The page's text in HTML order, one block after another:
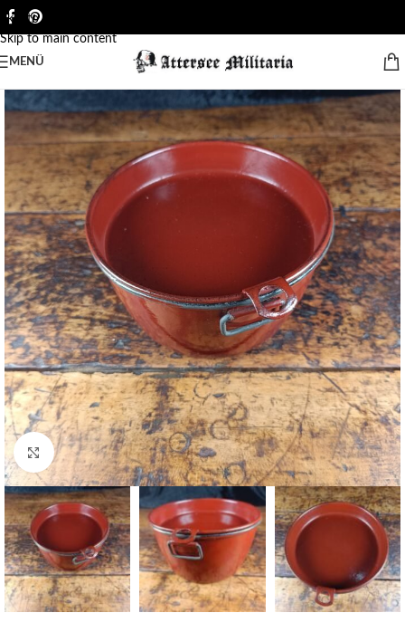
Skip to navigation
Skip to main content
MENÜ
Klick zum Vergrößern